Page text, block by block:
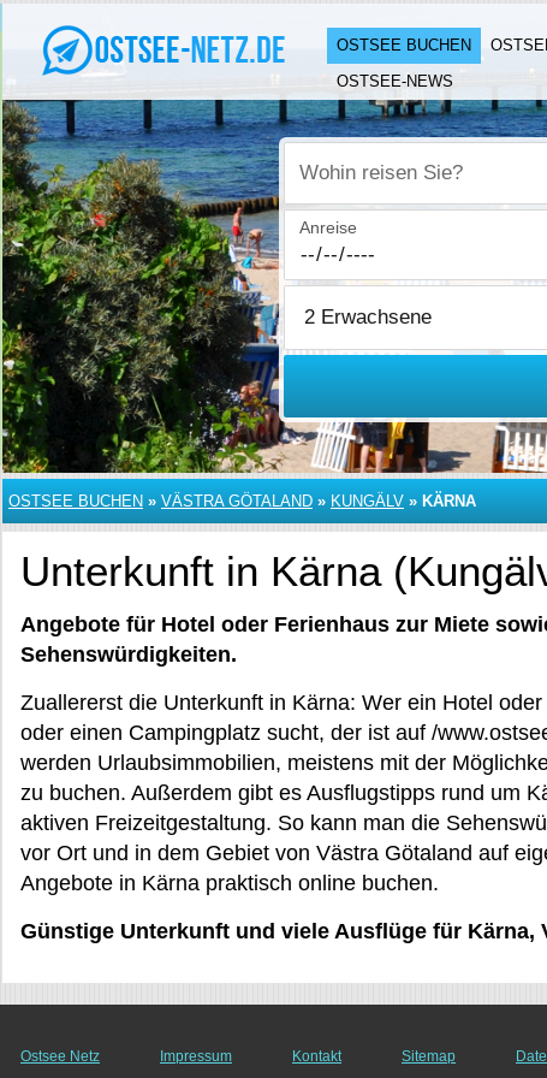
OSTSEE BUCHEN
OSTSEE-NEWS
Wohin reisen Sie?
Anreise
OSTSEE BUCHEN » VÄSTRA GÖTALAND » KUNGÄLV » KÄRNA
Unterkunft in Kärna
Angebote für Hotel oder Ferienhaus zur Miete
Sehenswürdigkeiten.
Zuallererst die Unterkunft in Kärna: Wer ein Hotel
oder einen Campingplatz sucht, der ist auf /
werden Urlaubsimmobilien, meistens mit der
zu buchen. Außerdem gibt es Ausflugstipps rund um
aktiven Freizeitgestaltung. So kann man die
vor Ort und in dem Gebiet von Västra Götaland auf
Angebote in Kärna praktisch online buchen.
Günstige Unterkunft und viele Ausflüge für Kärna,
Ostsee Netz Impressum Kontakt Sitemap